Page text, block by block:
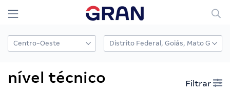
nível técnico Filtrar